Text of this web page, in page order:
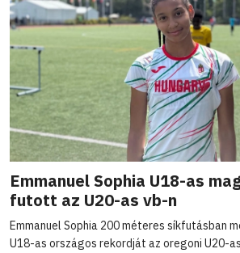
Emmanuel Sophia U18-as
futott az U20-as vb-n
Emmanuel Sophia 200 méteres síkfutásban
U18-as országos rekordját az oregoni U20-